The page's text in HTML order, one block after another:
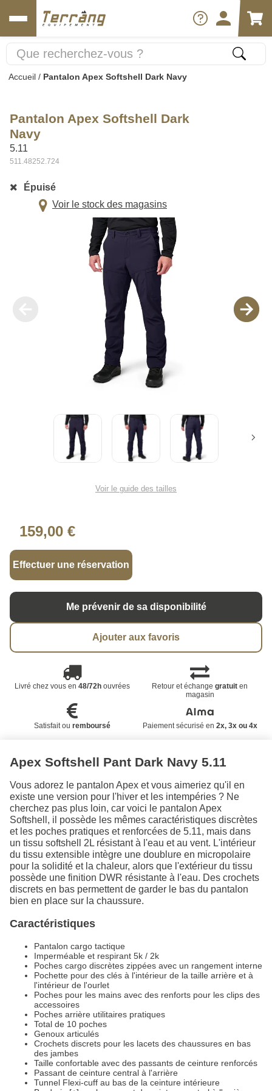
Accueil / Pantalon Apex Softshell Dark Navy
Pantalon Apex Softshell Dark
Navy
5.11
511.48252.724
Épuisé
Voir le stock des magasins
Voir le guide des tailles
159,00 €
Effectuer une réservation
Me prévenir de sa disponibilité
Ajouter aux favoris
Livré chez vous en 48/72houvrées Retour et échangegratuit en
magasin
Satisfait ou remboursé Paiement sécurisé en 2x, 3x ou 4x
Apex Softshell Pant Dark Navy 5.11
Vous adorez le pantalon Apex et vous aimeriez qu'il en
existe une version pour l'hiver et les intempéries ? Ne
cherchez pas plus loin, car voici le pantalon Apex
Softshell, il possède les mêmes caractéristiques discrètes
et les poches pratiques et renforcées de 5.11, mais dans
un tissu softshell 2L résistant à l'eau et au vent. L'intérieur
du tissu extensible intègre une doublure en micropolaire
pour la solidité et la chaleur, alors que l'extérieur du tissu
possède une finition DWR résistante à l'eau. Des crochets
discrets en bas permettent de garder le bas du pantalon
bien en place sur la chaussure.
Caractéristiques
Pantalon cargo tactique
Imperméable et respirant 5k / 2k
Poches cargo discrètes zippées avec un rangement interne
Pochette pour des clés à l'intérieur de la taille arrière et à
l'intérieur de l'ourlet
Poches pour les mains avec des renforts pour les clips des
accessoires
Poches arrière utilitaires pratiques
Total de 10 poches
Genoux articulés
Crochets discrets pour les lacets des chaussures en bas
des jambes
Taille confortable avec des passants de ceinture renforcés
Passant de ceinture central à l'arrière
Tunnel Flexi-cuff au bas de la ceinture intérieure